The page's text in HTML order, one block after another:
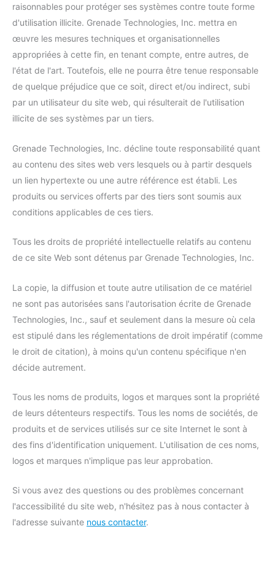
raisonnables pour protéger ses systèmes contre toute forme
d'utilisation illicite. Grenade Technologies, Inc. mettra en
œuvre les mesures techniques et organisationnelles
appropriées à cette fin, en tenant compte, entre autres, de
l'état de l'art. Toutefois, elle ne pourra être tenue responsable
de quelque préjudice que ce soit, direct et/ou indirect, subi
par un utilisateur du site web, qui résulterait de l'utilisation
illicite de ses systèmes par un tiers.
Grenade Technologies, Inc. décline toute responsabilité quant
au contenu des sites web vers lesquels ou à partir desquels
un lien hypertexte ou une autre référence est établi. Les
produits ou services offerts par des tiers sont soumis aux
conditions applicables de ces tiers.
Tous les droits de propriété intellectuelle relatifs au contenu
de ce site Web sont détenus par Grenade Technologies, Inc.
La copie, la diffusion et toute autre utilisation de ce matériel
ne sont pas autorisées sans l'autorisation écrite de Grenade
Technologies, Inc., sauf et seulement dans la mesure où cela
est stipulé dans les réglementations de droit impératif (comme
le droit de citation), à moins qu'un contenu spécifique n'en
décide autrement.
Tous les noms de produits, logos et marques sont la propriété
de leurs détenteurs respectifs. Tous les noms de sociétés, de
produits et de services utilisés sur ce site Internet le sont à
des fins d'identification uniquement. L'utilisation de ces noms,
logos et marques n'implique pas leur approbation.
Si vous avez des questions ou des problèmes concernant
l'accessibilité du site web, n'hésitez pas à nous contacter à
l'adresse suivante nous contacter.